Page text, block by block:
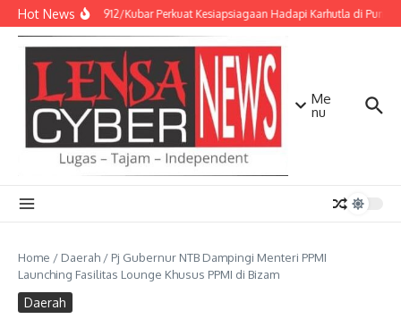
Lewati ke konten
Hot NewsKodim 0912/Kubar Perkuat Kesiapsiagaan Hadapi Karhutla di Puncak
Me
nu
Home / Daerah / Pj Gubernur NTB Dampingi Menteri PPMI
Launching Fasilitas Lounge Khusus PPMI di Bizam
Daerah